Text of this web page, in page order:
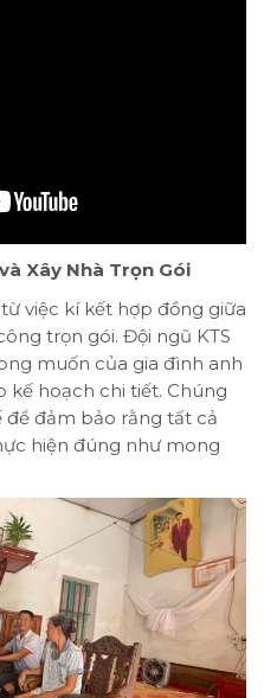
Xây Nhà Trọn Gói
việc kí kết hợp đồng giữa
trọn gói. Đội ngũ KTS
muốn của gia đình anh
kế hoạch chi tiết. Chúng
để đảm bảo rằng tất cả
hiện đúng như mong